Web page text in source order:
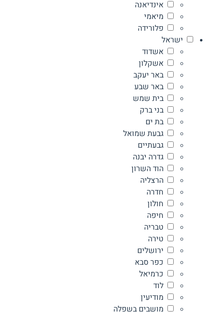
אינדיאנה
מיאמי
פלורידה
ישראל
אשדוד
אשקלון
באר יעקב
באר שבע
בית שמש
בני ברק
בת ים
גבעת שמואל
גבעתיים
גדרה יבנה
הוד השרון
הרצליה
חדרה
חולון
חיפה
טבריה
טירה
ירושלים
כפר סבא
כרמיאל
לוד
מודיעין
מושבים בשפלה